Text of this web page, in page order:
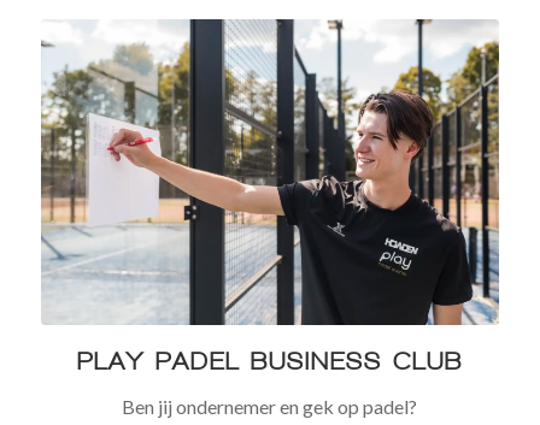
PLAY PADEL BUSINESS CLUB
Ben jij ondernemer en gek op padel?